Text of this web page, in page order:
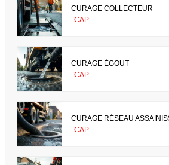
CURAGE COLLECTEUR
CAP
CURAGE ÉGOUT
CAP
CURAGE RÉSEAU
CAP